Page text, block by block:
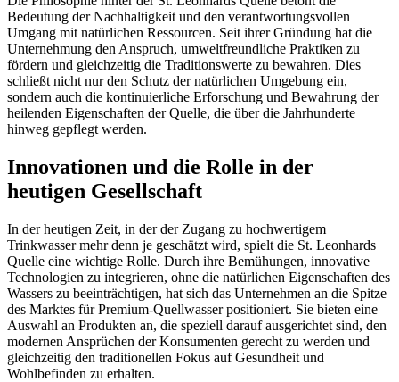
Bedeutung der Nachhaltigkeit und den verantwortungsvollen
Umgang mit natürlichen Ressourcen. Seit ihrer Gründung hat die
Unternehmung den Anspruch, umweltfreundliche Praktiken zu
fördern und gleichzeitig die Traditionswerte zu bewahren. Dies
schließt nicht nur den Schutz der natürlichen Umgebung ein,
sondern auch die kontinuierliche Erforschung und Bewahrung der
heilenden Eigenschaften der Quelle, die über die Jahrhunderte
hinweg gepflegt werden.
Innovationen und die Rolle in der
heutigen Gesellschaft
In der heutigen Zeit, in der der Zugang zu hochwertigem
Trinkwasser mehr denn je geschätzt wird, spielt die St. Leonhards
Quelle eine wichtige Rolle. Durch ihre Bemühungen, innovative
Technologien zu integrieren, ohne die natürlichen Eigenschaften des
Wassers zu beeinträchtigen, hat sich das Unternehmen an die Spitze
des Marktes für Premium-Quellwasser positioniert. Sie bieten eine
Auswahl an Produkten an, die speziell darauf ausgerichtet sind, den
modernen Ansprüchen der Konsumenten gerecht zu werden und
gleichzeitig den traditionellen Fokus auf Gesundheit und
Wohlbefinden zu erhalten.